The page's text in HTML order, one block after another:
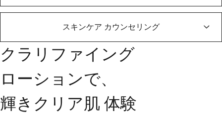
スキンケア カウンセリング
クラリファイング
ローションで、
輝きクリア肌 体験